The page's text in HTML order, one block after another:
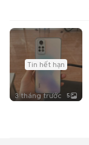
Tin hết hạn
3 tháng trước 5